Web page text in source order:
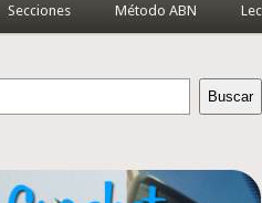
Secciones Método ABN
Buscar